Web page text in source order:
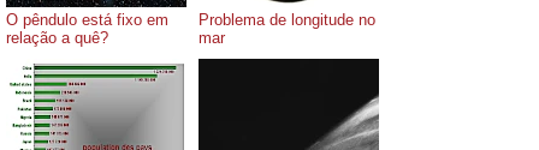
O pêndulo está fixo em
relação a quê?
Problema de longitude no
mar